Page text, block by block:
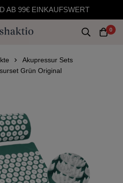
AB 99€ EINKAUFSWERT
0
Akupressur Sets
Grün Original